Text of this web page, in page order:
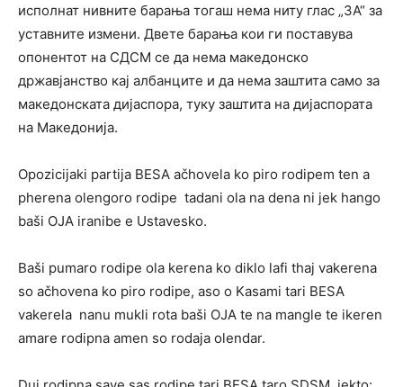
исполнат нивните барања тогаш нема ниту глас „ЗА“ за
уставните измени. Двете барања кои ги поставува
опонентот на СДСМ се да нема македонско
државјанство кај албанците и да нема заштита само за
македонската дијаспора, туку заштита на дијаспората
на Македонија.
Opozicijaki partija BESA ačhovela ko piro rodipem ten a
pherena olengoro rodipe tadani ola na dena ni jek hango
baši OJA iranibe e Ustavesko.
Baši pumaro rodipe ola kerena ko diklo lafi thaj vakerena
so ačhovena ko piro rodipe, aso o Kasami tari BESA
vakerela nanu mukli rota baši OJA te na mangle te ikeren
amare rodipna amen so rodaja olendar.